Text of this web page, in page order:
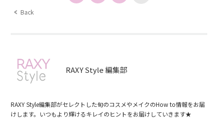
Back
RAXY Style 編集部
RAXY Style編集部がセレクトした旬のコスメやメイクのHow to情報をお届
けします。いつもより輝けるキレイのヒントをお届けしていきます★